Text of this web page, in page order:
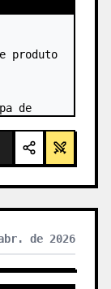
produto
de
de 2026